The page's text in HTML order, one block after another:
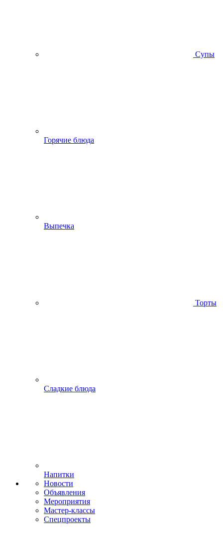
Супы
Горячие блюда
Выпечка
Торты
Сладкие блюда
Напитки
Новости
Объявления
Мероприятия
Мастер-классы
Спецпроекты